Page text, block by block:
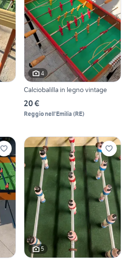
4
Calciobalilla in legno vintage
20 €
Reggio nell'Emilia (RE)
5